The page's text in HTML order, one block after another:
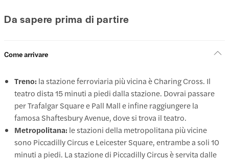
Da sapere prima di partire
Come arrivare
Treno: la stazione ferroviaria più vicina è Charing Cross. Il
teatro dista 15 minuti a piedi dalla stazione. Dovrai passare
per Trafalgar Square e Pall Mall e infine raggiungere la
famosa Shaftesbury Avenue, dove si trova il teatro.
Metropolitana: le stazioni della metropolitana più vicine
sono Piccadilly Circus e Leicester Square, entrambe a soli 10
minuti a piedi. La stazione di Piccadilly Circus è servita dalle